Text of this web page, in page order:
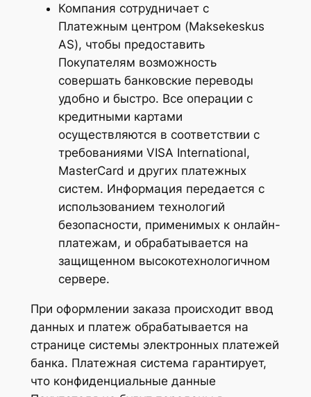
Компания сотрудничает с
Платежным центром (Maksekeskus
AS), чтобы предоставить
Покупателям возможность
совершать банковские переводы
удобно и быстро. Все операции с
кредитными картами
осуществляются в соответствии с
требованиями VISA International,
MasterCard и других платежных
систем. Информация передается с
использованием технологий
безопасности, применимых к онлайн-
платежам, и обрабатывается на
защищенном высокотехнологичном
сервере.
При оформлении заказа происходит ввод
данных и платеж обрабатывается на
странице системы электронных платежей
банка. Платежная система гарантирует,
что конфиденциальные данные